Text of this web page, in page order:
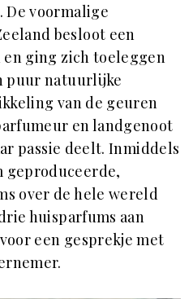
voormalige
besloot een
ging zich toeleggen
puur natuurlijke
van de geuren
en landgenoot
passie deelt. Inmiddels
geproduceerde,
over de hele wereld
huisparfums aan
een gesprekje met